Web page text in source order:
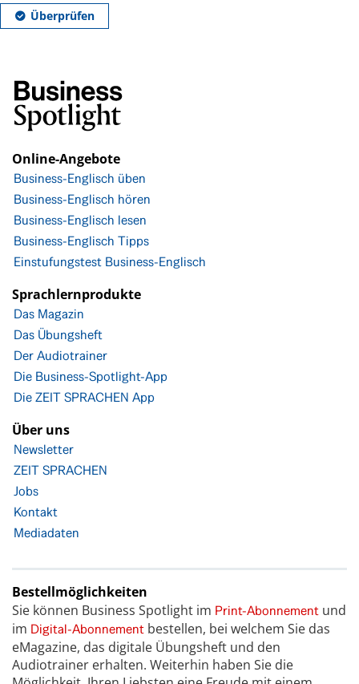
Online-Angebote
Business-Englisch üben
Business-Englisch hören
Business-Englisch lesen
Business-Englisch Tipps
Einstufungstest Business-Englisch
Sprachlernprodukte
Das Magazin
Das Übungsheft
Der Audiotrainer
Die Business-Spotlight-App
Die ZEIT SPRACHEN App
Über uns
Newsletter
ZEIT SPRACHEN
Jobs
Kontakt
Mediadaten
Bestellmöglichkeiten
Sie können Business Spotlight im Print-Abonnement und
im Digital-Abonnement bestellen, bei welchem Sie das
eMagazine, das digitale Übungsheft und den
Audiotrainer erhalten. Weiterhin haben Sie die